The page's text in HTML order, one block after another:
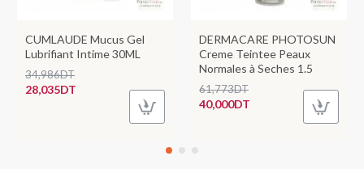
CUMLAUDE Mucus Gel
Lubrifiant Intime 30ML
28,035DT
34,986DT
DERMACARE PHOTOSUN
Creme Teintee Peaux
Normales à Seches 1.5
40,000DT
61,773DT